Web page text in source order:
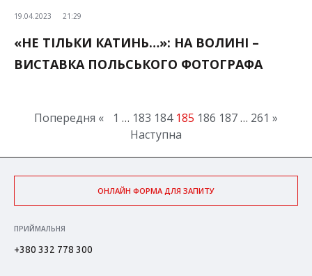
19.04.2023 21:29
«НЕ ТІЛЬКИ КАТИНЬ…»: НА ВОЛИНІ –
ВИСТАВКА ПОЛЬСЬКОГО ФОТОГРАФА
Попередня « 1 … 183 184 185 186 187 … 261 »
Наступна
ОНЛАЙН ФОРМА ДЛЯ ЗАПИТУ
ПРИЙМАЛЬНЯ
+380 332 778 300